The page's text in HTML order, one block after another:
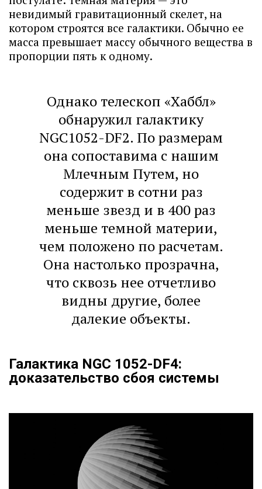
невидимый гравитационный скелет, на
котором строятся все галактики. Обычно ее
масса превышает массу обычного вещества в
пропорции пять к одному.
Однако телескоп «Хаббл»
обнаружил галактику
NGC1052-DF2. По размерам
она сопоставима с нашим
Млечным Путем, но
содержит в сотни раз
меньше звезд и в 400 раз
меньше темной материи,
чем положено по расчетам.
Она настолько прозрачна,
что сквозь нее отчетливо
видны другие, более
далекие объекты.
Галактика NGC 1052-DF4:
доказательство сбоя системы